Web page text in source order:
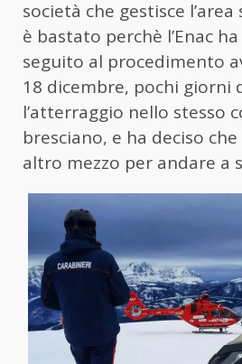
società che gestisce
è bastato perchè l’Enac
seguito al procedimento
18 dicembre, pochi giorni
l’atterraggio nello stesso
bresciano, e ha deciso
altro mezzo per andare a